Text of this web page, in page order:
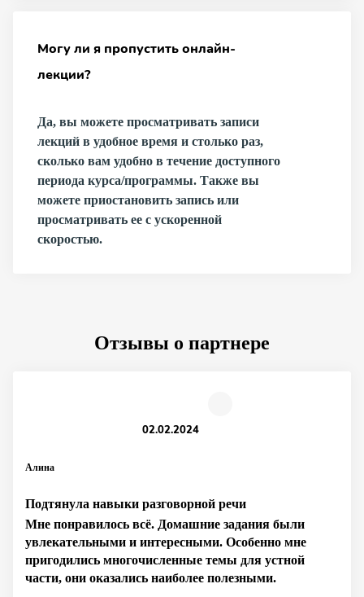
Могу ли я пропустить онлайн-
лекции?
Да, вы можете просматривать записи
лекций в удобное время и столько раз,
сколько вам удобно в течение доступного
периода курса/программы. Также вы
можете приостановить запись или
просматривать ее с ускоренной
скоростью.
Отзывы о партнере
Алина
02.02.2024
Подтянула навыки разговорной речи
Мне понравилось всё. Домашние задания были
увлекательными и интересными. Особенно мне
пригодились многочисленные темы для устной
части, они оказались наиболее полезными.